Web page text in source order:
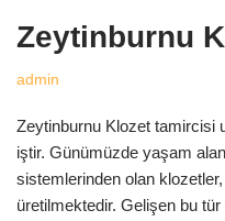
Zeytinburnu
admin
Zeytinburnu Klozet tamircisi
iştir. Günümüzde yaşam
sistemlerinden olan
üretilmektedir. Gelişen bu